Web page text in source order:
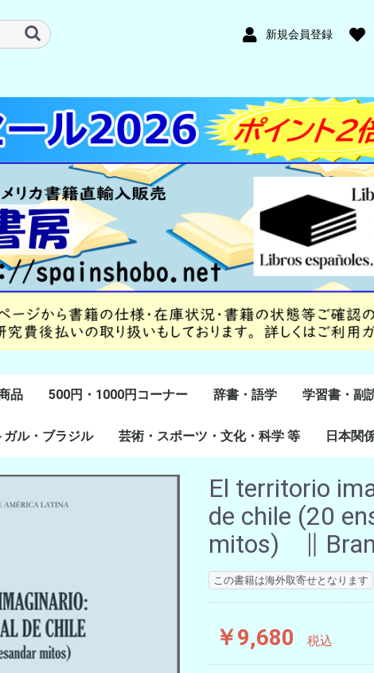
新規会員登録
品 500円・1000円コーナー 辞書・語学
スペイン語
ポルトガル語
Lenguas Ibericas
Lenguas Indigenas
スペインの教科書
その他
学習書・副
学習教材
副読本教材
絵本・児童
ガル・ブラジル
ガル研究
ル研究
芸術・スポーツ・文化・科学 等
美術
音楽・舞踊
スポーツ
演劇・映画
料理・食文化
マンガ・コミック
その他
日本関
El territorio
de chile (20
mitos) ∥
この書籍は海外取寄せとなります
￥9,680 税込